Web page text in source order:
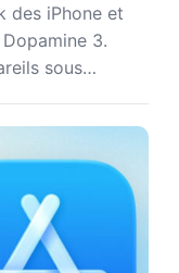
des iPhone et
3.
sous…